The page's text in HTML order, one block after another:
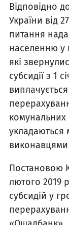
Відповідно
України від
питання
населенню у
які
субсидії з 1
комунальних
укладаються
Постановою
лютого 2019
субсидій у